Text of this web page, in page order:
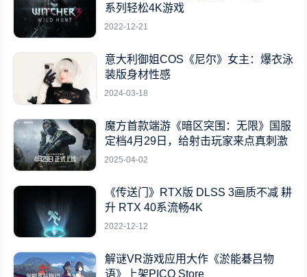
系列轻松4K游戏
2022-12-21
意大利御姐COS《尼尔》女主：爆衣泳
装版身材性感
2024-03-18
魔方首款端游《暗区突围：无限》国服
定档4月29日，给射击玩家来点真刺激
2025-04-02
《传送门》RTX版 DLSS 3画质不减 耕
升 RTX 40系流畅4K
2022-12-12
解谜VR游戏应用大作《淤能碁吕物
语》上架PICO Store